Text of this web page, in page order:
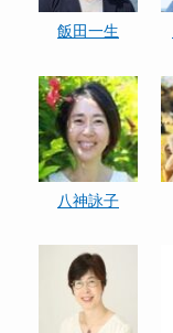
飯田一生
八神詠子